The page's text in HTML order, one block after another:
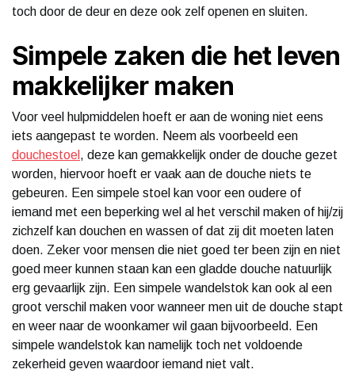
toch door de deur en deze ook zelf openen en sluiten.
Simpele zaken die het leven
makkelijker maken
Voor veel hulpmiddelen hoeft er aan de woning niet eens
iets aangepast te worden. Neem als voorbeeld een
douchestoel , deze kan gemakkelijk onder de douche gezet
worden, hiervoor hoeft er vaak aan de douche niets te
gebeuren. Een simpele stoel kan voor een oudere of
iemand met een beperking wel al het verschil maken of hij/zij
zichzelf kan douchen en wassen of dat zij dit moeten laten
doen. Zeker voor mensen die niet goed ter been zijn en niet
goed meer kunnen staan kan een gladde douche natuurlijk
erg gevaarlijk zijn. Een simpele wandelstok kan ook al een
groot verschil maken voor wanneer men uit de douche stapt
en weer naar de woonkamer wil gaan bijvoorbeeld. Een
simpele wandelstok kan namelijk toch net voldoende
zekerheid geven waardoor iemand niet valt.